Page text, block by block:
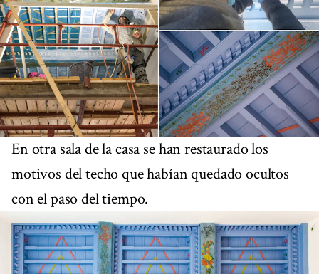
En otra sala de la casa se han restaurado los
motivos del techo que habían quedado ocultos
con el paso del tiempo.